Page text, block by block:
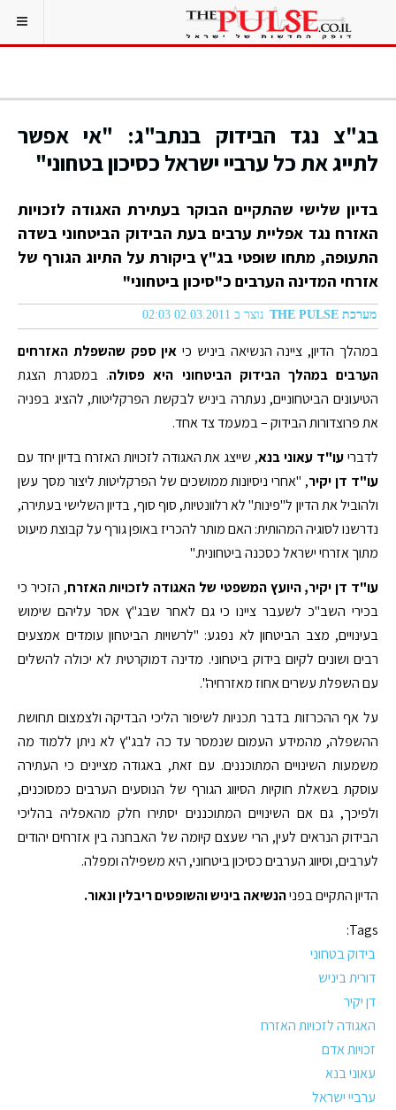
בג"צ נגד הבידוק בנתב"ג: "אי אפשר
לתייג את כל ערביי ישראל כסיכון בטחוני"
בדיון שלישי שהתקיים הבוקר בעתירת האגודה לזכויות
האזרח נגד אפליית ערבים בעת הבידוק הביטחוני בשדה
התעופה, מתחו שופטי בג"ץ ביקורת על התיוג הגורף של
אזרחי המדינה הערבים כ"סיכון ביטחוני"
מערכת THE PULSE נוצר ב 02.03.2011 02:03
במהלך הדיון, ציינה הנשיאה ביניש כי אין ספק שהשפלת האזרחים
הערבים במהלך הבידוק הביטחוני היא פסולה. במסגרת הצגת
הטיעונים הביטחוניים, נעתרה ביניש לבקשת הפרקליטות, להציג בפניה
את פרוצדורות הבידוק – במעמד צד אחד.
לדבריעו"ד עאוני בנא, שייצג את האגודה לזכויות האזרח בדיון יחד עם
עו"ד דן יקיר, "אחרי ניסיונות ממושכים של הפרקליטות ליצור מסך עשן
ולהוביל את הדיון ל"פינות" לא רלוונטיות, סוף סוף, בדיון השלישי בעתירה,
נדרשנו לסוגיה המהותית: האם מותר להכריז באופן גורף על קבוצת מיעוט
מתוך אזרחי ישראל כסכנה ביטחונית."
עו"ד דן יקיר, היועץ המשפטי של האגודה לזכויות האזרח, הזכיר כי
בכירי השב"כ לשעבר ציינו כי גם לאחר שבג"ץ אסר עליהם שימוש
בעינויים, מצב הביטחון לא נפגע: "לרשויות הביטחון עומדים אמצעים
רבים ושונים לקיום בידוק ביטחוני. מדינה דמוקרטית לא יכולה להשלים
עם השפלת עשרים אחוז מאזרחיה".
על אף ההכרזות בדבר תכניות לשיפור הליכי הבדיקה ולצמצום תחושת
ההשפלה, מהמידע העמום שנמסר עד כה לבג"ץ לא ניתן ללמוד מה
משמעות השינויים המתוכננים. עם זאת, באגודה מציינים כי העתירה
עוסקת בשאלת חוקיות הסיווג הגורף של הנוסעים הערבים כמסוכנים,
ולפיכך, גם אם השינויים המתוכננים יסתירו חלק מהאפליה בהליכי
הבידוק הנראים לעין, הרי שעצם קיומה של האבחנה בין אזרחים יהודים
לערבים, וסיווג הערבים כסיכון ביטחוני, היא משפילה ומפלה.
הדיון התקיים בפניהנשיאה ביניש והשופטים ריבלין ונאור.
Tags:
בידוק בטחוני
דורית ביניש
דן יקיר
האגודה לזכויות האזרח
זכויות אדם
עאוני בנא
ערביי ישראל